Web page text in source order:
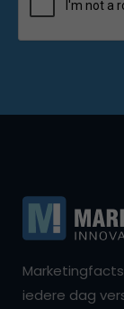
iedere dag